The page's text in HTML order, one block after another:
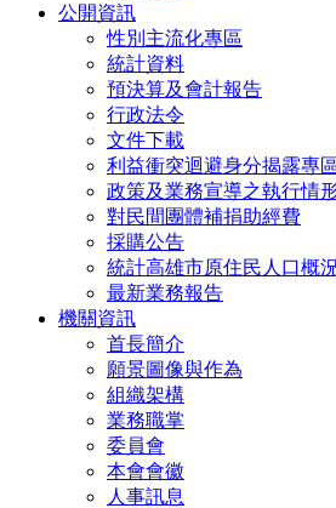
公開資訊
性別主流化專區
統計資料
預決算及會計報告
行政法令
文件下載
利益衝突迴避身分揭露專
政策及業務宣導之執行情
對民間團體補捐助經費
採購公告
統計高雄市原住民人口概
最新業務報告
機關資訊
首長簡介
願景圖像與作為
組織架構
業務職掌
委員會
本會會徽
人事訊息